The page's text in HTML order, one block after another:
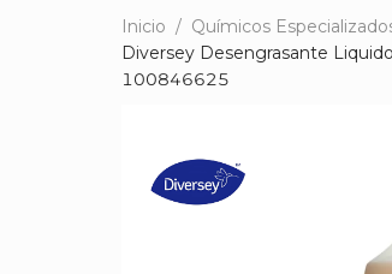
Inicio / Químicos
Diversey Desengrasante
100846625